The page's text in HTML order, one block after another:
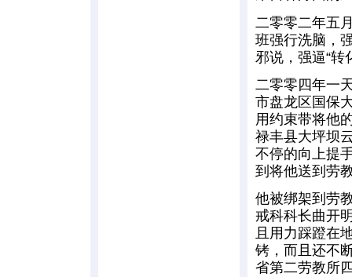
二零零二年五
班强行洗脑，
邪说，强逼“转
二零零四年一
市盘龙区国保
用约束带将他
禄丰县大坪坝
不停的向上提
到将他送到劳
他被绑架到劳
戒科科长曲开
且用力踩蹬在
铐，而且还不
省第二劳教所